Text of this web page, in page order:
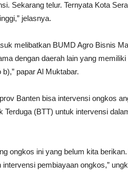
Sekarang telur. Ternyata Kota
jelasnya.
melibatkan BUMD Agro Bisnis
dengan daerah lain yang
papar Al Muktabar.
Banten bisa intervensi ongkos
Terduga (BTT) untuk intervensi
ongkos ini yang belum kita
pembiayaan ongkos,”